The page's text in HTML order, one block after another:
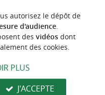
historique
dans l'histoire et
Basque
autorisez le dépôt de
d'audience.
des vidéosdont
des cookies.
PLUS
J'ACCEPTE